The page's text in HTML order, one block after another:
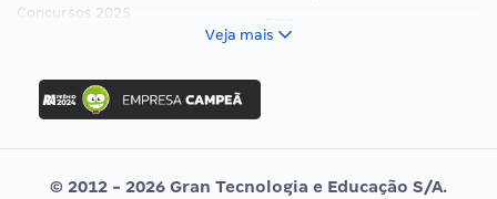
Concursos 2025
Concurso Ibama
Concurso MPU
Editais publicados
Vunesp
Veja mais
© 2012 - 2026 Gran Tecnologia e Educação S/A.